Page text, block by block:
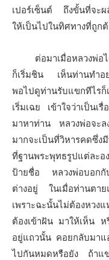
เปอร์เซ็นต์ ถึงขั้นที่จะผ
ให้เป็นไปในทิศทางที่ถูก
ต่อมาเมื่อหลวงพ่อได้
ก็เริ่มชิน เห็นท่านทําอ
พอไปดูท่านรับแขกทีไร
เริ่มเฉย เข้าใจว่าเป็น
มาหาท่าน หลวงพ่อจะล
มากจะเป็นที่วิหารคดซึ่ง
ที่ฐานพระพุทธรูปแต่ละอ
ป้ายชื่อ หลวงพ่อบอกกับ
ต่างอยู่ ในเมื่อท่านตายแ
เพราะฉะนั้นไม่ต้องหว
ต้องเข้าฝัน มาให้เห็น
อยู่แถวนั้น คอยกลับมาแ
ไปกันหมดหรือยัง ถ้าแ